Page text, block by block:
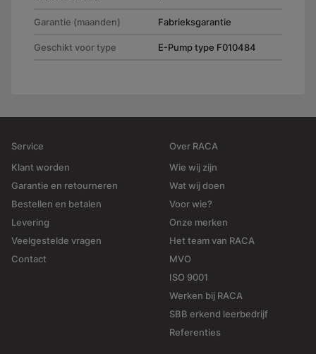
Garantie (maanden) Fabrieksgarantie
Geschikt voor type E-Pump type F010484
Service
Klant worden
Garantie en retourneren
Bestellen en betalen
Levering
Veelgestelde vragen
Contact
Over RACA
Wie wij zijn
Wat wij doen
Voor wie?
Onze merken
Het team van RACA
MVO
ISO 9001
Werken bij RACA
SBB erkend leerbedrijf
Referenties